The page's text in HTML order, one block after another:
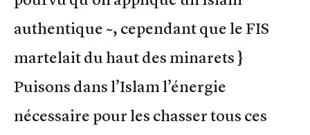
authentique ~, cependant que le FIS
martelait du haut des minarets }
Puisons dans l’Islam l’énergie
nécessaire pour les chasser tous ces